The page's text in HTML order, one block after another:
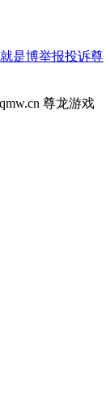
是博举报投诉尊
尊龙游戏